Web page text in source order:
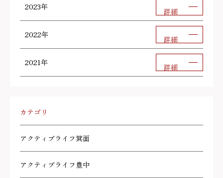
2023年 詳細
2022年 詳細
2021年 詳細
カテゴリ
アクティブライフ箕面
アクティブライフ豊中